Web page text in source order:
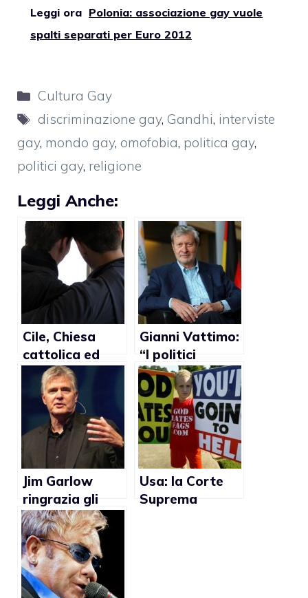
Leggi ora Polonia: associazione gay vuole
spalti separati per Euro 2012
Categorie
Cultura Gay
Tag
discriminazione gay, Gandhi, interviste
gay, mondo gay, omofobia, politica gay,
politici gay, religione
Leggi Anche:
Cile, Chiesa
cattolica ed
evangelica: no
al divieto di
discriminazione
Gianni Vattimo:
“I politici
italiani sono
codardi per
affrontare la
questione delle
unioni civili gay”
Jim Garlow
ringrazia gli
afroamericani
per aver
salvato
l’America dai
matrimoni gay
Usa: la Corte
Suprema